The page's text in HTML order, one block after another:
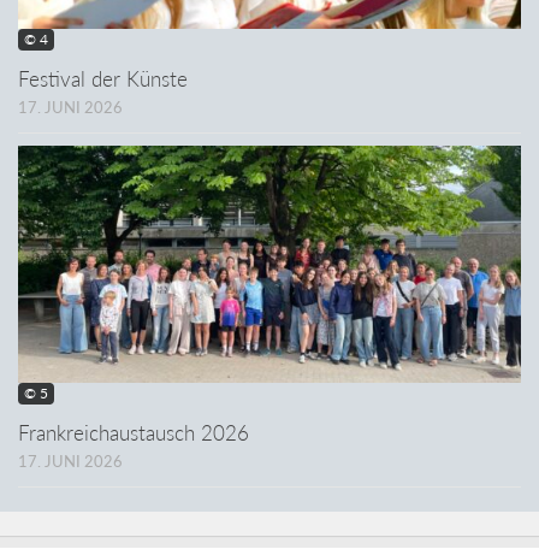
© 4
Festival der Künste
17. JUNI 2026
© 5
Frankreichaustausch 2026
17. JUNI 2026